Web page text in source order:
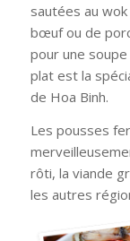
sautées au
bœuf ou de
pour une
plat est la
de Hoa Binh.
Les pousses
rôti, la viande
les autres